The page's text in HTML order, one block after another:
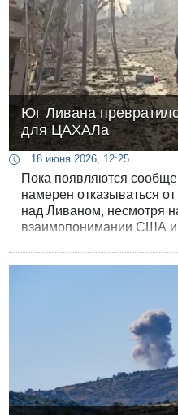
Юг Ливана
для ЦАХАЛа
18 июня 2026, 12:25
Пока появляются
намерен отказываться от
над Ливаном, несмотря
взаимопонимании США
гражданским населением
военнослужащими. Сами
командование не дает им